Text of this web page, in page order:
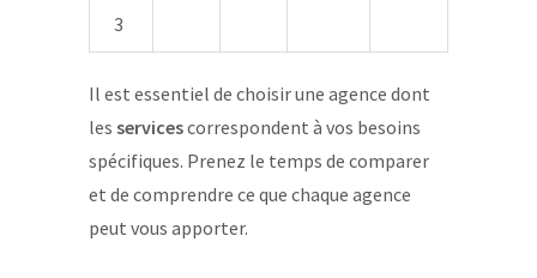
3
Il est essentiel de choisir une agence dont
les servicescorrespondent à vos besoins
spécifiques. Prenez le temps de comparer
et de comprendre ce que chaque agence
peut vous apporter.